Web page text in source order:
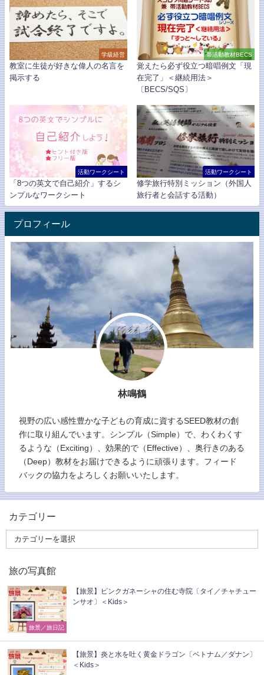
学級経営
教室に生徒が好きな偉人の名言を
掲示する
帯活動教材BECS
覚えたら必ず役立つ暗唱例文「現
在完了」＜継続用法＞
〔BECS/SQS〕
活動ワークシート
「8つの英文で自己紹介」するシ
ンプルなワークシート
活動ワークシート
修学旅行特別ミッション（外国人
旅行者と会話する活動）
プロフィール
林鳴鶴
視野の広い感性豊かな子どもの育成に資するSEED教材の創
作に取り組んでいます。シンプル（Simple）で、わくわくす
るような（Exciting）、効果的で（Effective）、奥行きのある
（Deep）教材をお届けできるように頑張ります。フィード
バックの協力をよろしくお願いいたします。
カテゴリー
旅の写真館
旅景／旅日記
【旅景】ピンクガネーシャの住む寺院〔タイ／チャチュー
ンサオ〕＜Kids＞
【旅景】炎と水を吐く黄金ドラゴン〔ベトナム／ダナン〕
＜Kids＞